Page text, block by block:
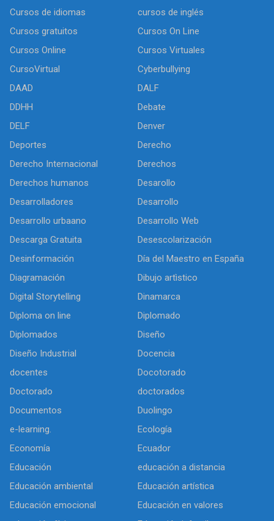
Cursos de idiomas
cursos de inglés
Cursos gratuitos
Cursos On Line
Cursos Online
Cursos Virtuales
CursoVirtual
Cyberbullying
DAAD
DALF
DDHH
Debate
DELF
Denver
Deportes
Derecho
Derecho Internacional
Derechos
Derechos humanos
Desarollo
Desarrolladores
Desarrollo
Desarrollo urbaano
Desarrollo Web
Descarga Gratuita
Desescolarización
Desinformación
Día del Maestro en España
Diagramación
Dibujo artìstico
Digital Storytelling
Dinamarca
Diploma on line
Diplomado
Diplomados
Diseño
Diseño Industrial
Docencia
docentes
Docotorado
Doctorado
doctorados
Documentos
Duolingo
e-learning.
Ecología
Economía
Ecuador
Educación
educación a distancia
Educación ambiental
Educación artística
Educación emocional
Educación en valores